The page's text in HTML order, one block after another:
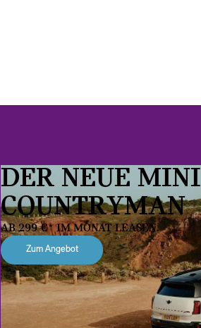
DER NEUE MINI
COUNTRYMAN
AB 299 €* IM MONAT LEASEN.
Zum Angebot